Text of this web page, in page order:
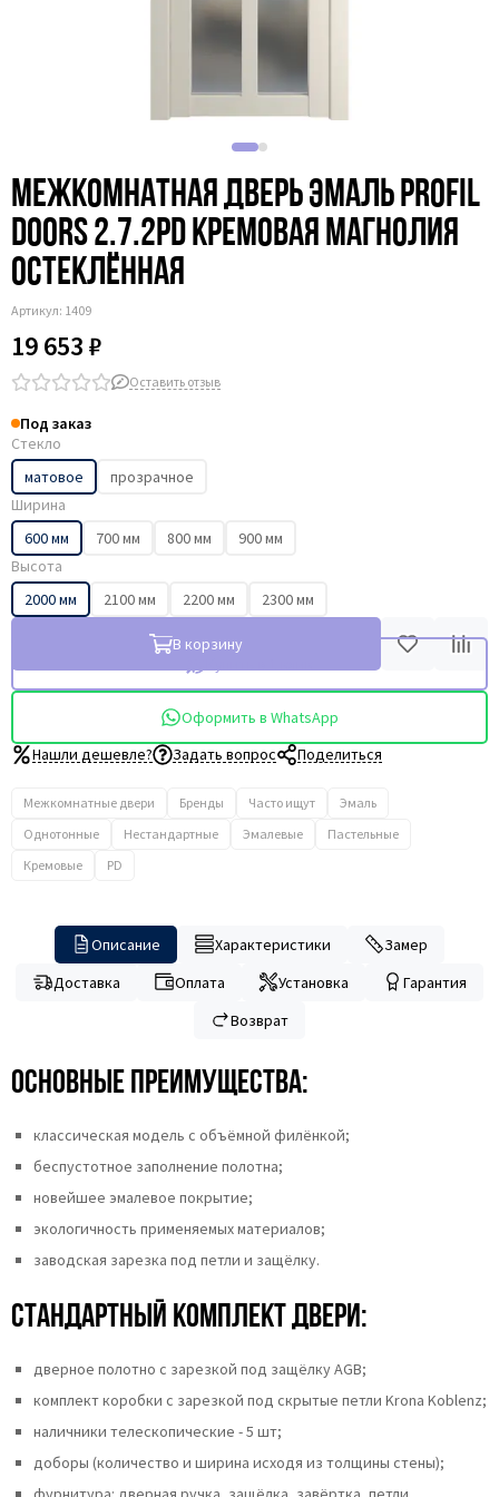
Межкомнатная дверь эмаль Profil
Doors 2.7.2PD кремовая магнолия
остеклённая
Артикул: 1409
19 653 ₽
Оставить отзыв
Под заказ
Стекло
матовое
прозрачное
Ширина
600 мм
700 мм 800 мм
900 мм
Высота
2000 мм
2100 мм 2200 мм 2300 мм
В корзину
Оформить в WhatsApp
Нашли дешевле?
Задать вопрос Поделиться
Межкомнатные двери Бренды Часто ищут
Эмаль
Однотонные
Нестандартные Эмалевые
Пастельные
Кремовые
PD
Описание Характеристики
Замер
Доставка
Оплата Установка
Гарантия
Возврат
Основные преимущества:
классическая модель с объёмной филёнкой;
беспустотное заполнение полотна;
новейшее эмалевое покрытие;
экологичность применяемых материалов;
заводская зарезка под петли и защёлку.
Стандартный комплект двери:
дверное полотно с зарезкой под защёлку AGB;
комплект коробки с зарезкой под скрытые петли Krona Koblenz;
наличники телескопические - 5 шт;
доборы (количество и ширина исходя из толщины стены);